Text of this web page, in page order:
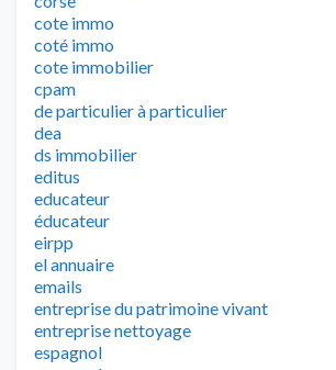
cote immo
coté immo
cote immobilier
cpam
de particulier à particulier
dea
ds immobilier
editus
educateur
éducateur
eirpp
el annuaire
emails
entreprise du patrimoine vivant
entreprise nettoyage
espagnol